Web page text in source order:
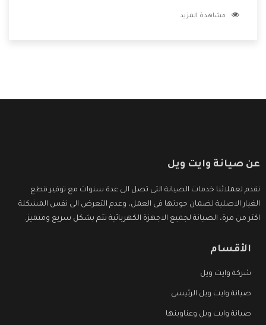
الشركة بها والتى تكون منها خدمة الصيانة التى تكون من أهم
مشاهدة المزيد
عن صيانة وايت ويل
نقدم لعملائنا خدمات الصيانة التى تصل الى عدة سنوات مع توفير قطع
الغيار الاصلية لضمان جودتها فى العمل، وعدم التعرض الى نفس المشكلة
اكثر من مرة، الصيانة لجميع الاجهزة الكهربائية تتم بشكل سريع ومتميز.
الأقسام
شركة وايت ويل
صيانة وايت ويل الرئيسي
صيانة وايت ويل وعناوينها